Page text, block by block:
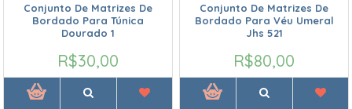
Conjunto De Matrizes De
Bordado Para Túnica
Dourado 1
R$30,00
Conjunto De Matrizes De
Bordado Para Véu Umeral
Jhs 521
R$80,00